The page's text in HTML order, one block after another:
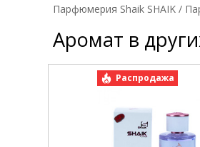
Парфюмерия Shaik SHAIK /
Аромат в
Распродажа